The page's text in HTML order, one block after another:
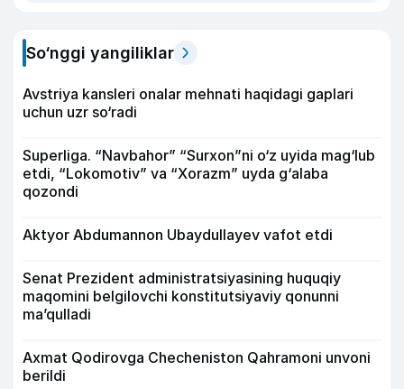
So‘nggi yangiliklar
Avstriya kansleri onalar mehnati haqidagi gaplari
uchun uzr so‘radi
Superliga. “Navbahor” “Surxon”ni o‘z uyida mag‘lub
etdi, “Lokomotiv” va “Xorazm” uyda g‘alaba
qozondi
Aktyor Abdu­mannon Ubaydullayev vafot etdi
Senat Prezident administratsiyasining huquqiy
maqomini belgilovchi konstitutsiyaviy qonunni
ma’qulladi
Axmat Qodirovga Checheniston Qahramoni unvoni
berildi